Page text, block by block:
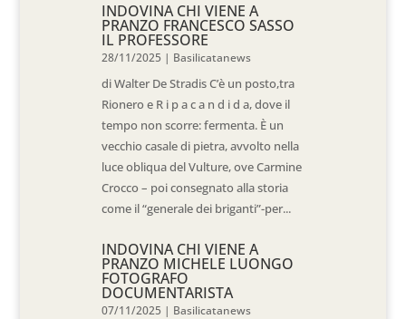
INDOVINA CHI VIENE A
PRANZO FRANCESCO SASSO
IL PROFESSORE
28/11/2025 | Basilicatanews
di Walter De Stradis C’è un posto,tra
Rionero e R i p a c a n d i d a, dove il
tempo non scorre: fermenta. È un
vecchio casale di pietra, avvolto nella
luce obliqua del Vulture, ove Carmine
Crocco – poi consegnato alla storia
come il “generale dei briganti”-per...
INDOVINA CHI VIENE A
PRANZO MICHELE LUONGO
FOTOGRAFO
DOCUMENTARISTA
07/11/2025 | Basilicatanews